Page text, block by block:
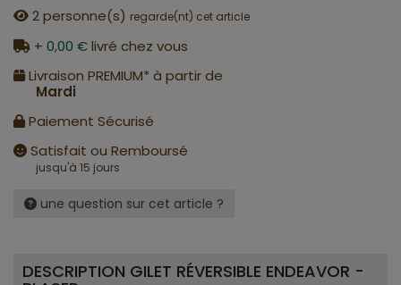
2personne(s) regarde(nt) cet article
+ 0,00 €livré chez vous
Livraison PREMIUM* à partir de
Mardi
Paiement Sécurisé
Satisfait ou Remboursé
jusqu'à 15 jours
une question sur cet article ?
DESCRIPTION GILET RÉVERSIBLE ENDEAVOR -